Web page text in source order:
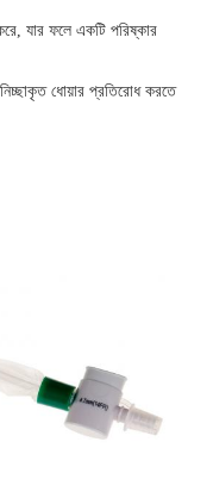
যার ফলে একটি পরিষ্কার
ধোয়ার প্রতিরোধ করতে